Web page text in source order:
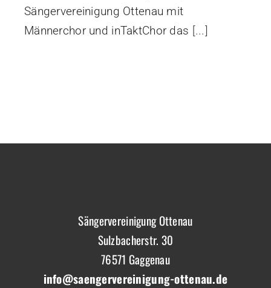
Sängervereinigung Ottenau mit
Männerchor und inTaktChor das [...]
Sängervereinigung Ottenau
Sulzbacherstr. 30
76571 Gaggenau
info@saengervereinigung-ottenau.de